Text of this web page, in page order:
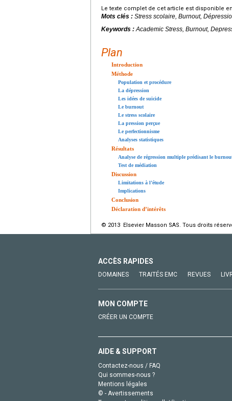
Le texte complet de cet article est disponible en
Mots clés : Stress scolaire, Burnout,
Keywords :Academic Stress, Burnout,
Plan
Introduction
Méthode
Population et procédure
La dépression
Les idées de suicide
Le burnout
Le stress scolaire
La pression perçue
Le perfectionnisme
Analyses statistiques
Résultats
Analyse de régression multiple prédisant le
Test de médiation
Discussion
Limitations à l’étude
Implications
Conclusion
Déclaration d’intérêts
© 2013 Elsevier Masson SAS. Tous droits
ACCÈS RAPIDES
DOMAINES TRAITÉS EMC REVUES
MON COMPTE
CRÉER UN COMPTE
AIDE & SUPPORT
Contactez-nous / FAQ
Qui sommes-nous ?
Mentions légales
© - Avertissements